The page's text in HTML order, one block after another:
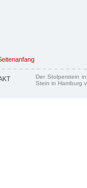
Der Stolperstein
Stein in Hamburg